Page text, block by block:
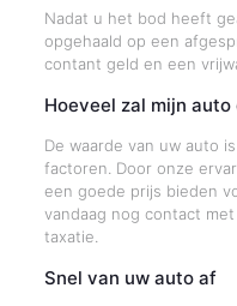
Nadat u het bod heeft
opgehaald op een
contant geld en een
Hoeveel zal mijn auto
De waarde van uw auto
factoren. Door onze
een goede prijs bieden
vandaag nog contact
taxatie.
Snel van uw auto af